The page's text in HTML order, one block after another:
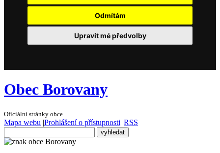
Odmítám
Upravit mé předvolby
Obec Borovany
Oficiální stránky obce
Mapa webu |Prohlášení o přístupnosti |RSS